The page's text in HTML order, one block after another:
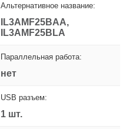
Альтернативное название:
IL3AMF25BAA,
IL3AMF25BLA
Параллельная работа:
нет
USB разъем:
1 шт.